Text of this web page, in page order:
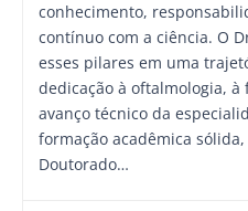
conhecimento,
contínuo com a ciência. O
esses pilares em uma
dedicação à oftalmologia, à
avanço técnico da
formação acadêmica
Doutorado…